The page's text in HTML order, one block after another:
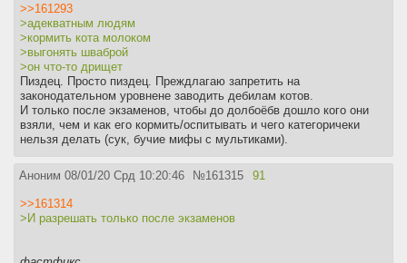
>>161293
>адекватным людям
>кормить кота молоком
>выгонять шваброй
>он что-то дрищет
Пиздец. Просто пиздец. Преждлагаю запретить на
законодательном уровнене заводить дебилам котов.
И только после экзаменов, чтобы до долбоёбв дошло кого они
взяли, чем и как его кормить/оспитывать и чего категоричеки
нельзя делать (сук, бучие мифы с мультиками).
Аноним 08/01/20 Срд 10:20:46 №161315 91
>>161314
>И разрешать только после экзаменов